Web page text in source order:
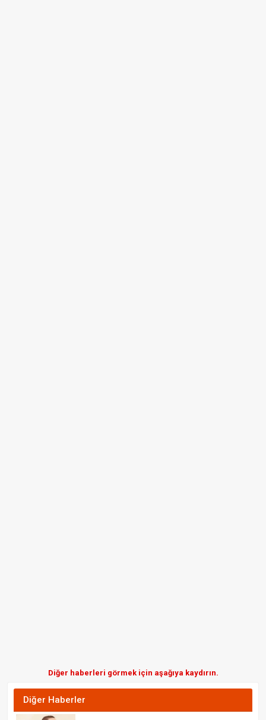
Diğer haberleri görmek için aşağıya kaydırın.
Diğer Haberler